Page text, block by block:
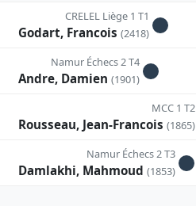
CRELEL Liège 1 T1
Godart, Francois (2418)
Namur Échecs 2 T4
Andre, Damien (1901)
MCC 1 T2
Rousseau, Jean-Francois (1865)
Namur Échecs 2 T3
Damlakhi, Mahmoud (1853)